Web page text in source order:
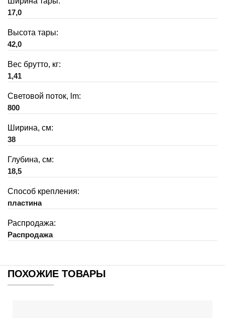
17,0
Высота тары:
42,0
Вес брутто, кг:
1,41
Световой поток, lm:
800
Ширина, см:
38
Глубина, см:
18,5
Способ крепления:
пластина
Распродажа:
Распродажа
ПОХОЖИЕ ТОВАРЫ